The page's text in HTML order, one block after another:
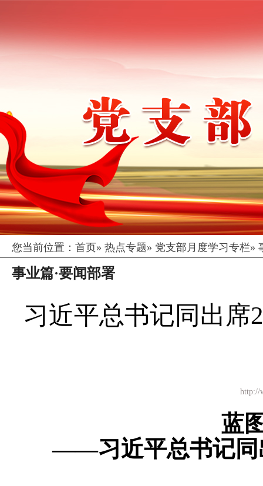
您当前位置： 首页» 热点专题» 党支部月度学习专栏»
事业篇·要闻部署
习近平总书记同出席
http://
蓝
——习近平总书记同